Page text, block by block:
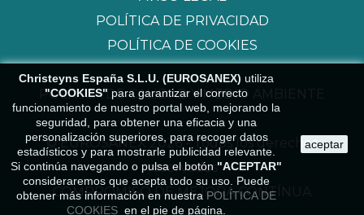
Christeyns España S.L.U. (EUROSANEX) utiliza
"COOKIES" para garantizar el correcto
funcionamiento de nuestro portal web, mejorando la
seguridad, para obtener una eficacia y una
personalización superiores, para recoger datos
estadísticos y para mostrarle publicidad relevante.
Si continúa navegando o pulsa el botón "ACEPTAR"
consideraremos que acepta todo su uso. Puede
obtener más información en nuestra POLÍTICA DE
COOKIES en el pie de página.
aceptar
POLÍTICA DE PRIVACIDAD
POLÍTICA DE COOKIES
POLÍTICA DE CALIDAD Y MEDIO AMBIENTE
© EUROSANEX 2026 - Todos los derechos
reservados
COMPROMISO DE MEJORA CONTÍNUA